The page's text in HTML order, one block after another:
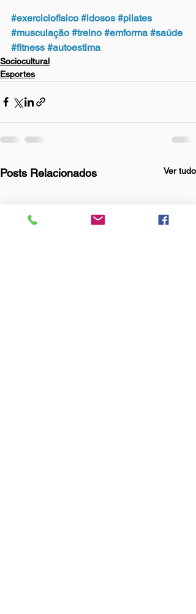
#exerciciofisico #idosos #pilates
#musculação #treino #emforma #saúde
#fitness #autoestima
Sociocultural
Esportes
Posts Relacionados Ver tudo